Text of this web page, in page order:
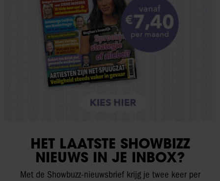
HET LAATSTE SHOWBIZZ
NIEUWS IN JE INBOX?
Met de Showbuzz-nieuwsbrief krijg je twee keer per